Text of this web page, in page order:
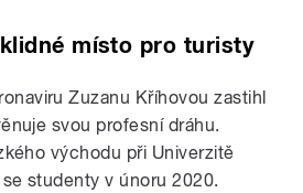
místo pro turisty
Zuzanu Kříhovou zastihl
svou profesní dráhu.
východu při Univerzitě
studenty v únoru 2020.